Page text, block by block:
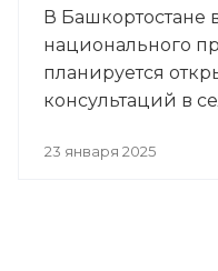
В Башкортостане
национального
планируется
консультаций в
23 января 2025